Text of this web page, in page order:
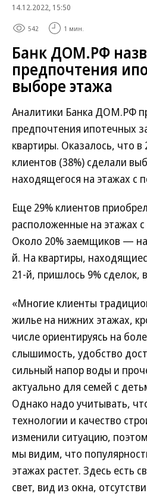
14.12.2022, 15:50
542 1 мин.
Банк ДОМ.РФ
предпочтения
выборе этажа
Аналитики Банка ДОМ.РФ
предпочтения ипотечных
квартиры. Оказалось, что в
клиентов (38%) сделали
находящегося на этажах с
Еще 29% клиентов
расположенные на этажах
Около 20% заемщиков — на
й. На квартиры,
21-й, пришлось 9%
«Многие клиенты
жилье на нижних этажах,
числе ориентируясь на
слышимость, удобство
сильный напор воды и
актуально для семей с
Однако надо учитывать,
технологии и качество
изменили ситуацию,
мы видим, что
этажах растет. Здесь есть
свет, вид из окна,